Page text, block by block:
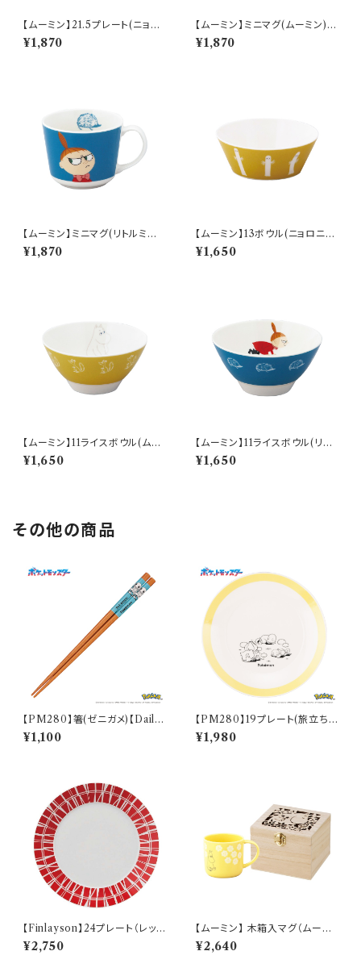
【ムーミン】21.5プレート(ニョロ
ニョロ)【 アニメーション】
¥1,870
【ムーミン】ミニマグ(ムーミン)【
アニメーション】
¥1,870
【ムーミン】ミニマグ(リトルミイ)
【 アニメーション】
¥1,870
【ムーミン】13ボウル(ニョロニョ
ロ)【 アニメーション】
¥1,650
【ムーミン】11ライスボウル(ムー
ミン)【 アニメーション】
¥1,650
【ムーミン】11ライスボウル(リト
ルミイ)【 アニメーション】
¥1,650
その他の商品
【PM280】箸(ゼニガメ)【Daily
Sketch】PM283-840
¥1,100
【PM280】19プレート(旅立ち)
【Daily Sketch】PM285-330
¥1,980
【Finlayson】24プレート（レッ
ド）【コロナ】
¥2,750
【ムーミン】 木箱入マグ（ムーミ
ン）【MM950】
¥2,640